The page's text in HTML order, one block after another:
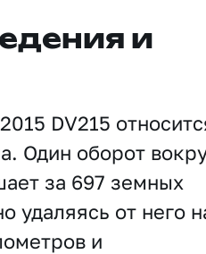
и
DV215
Один оборот
за 697 земных
удаляясь от него
и